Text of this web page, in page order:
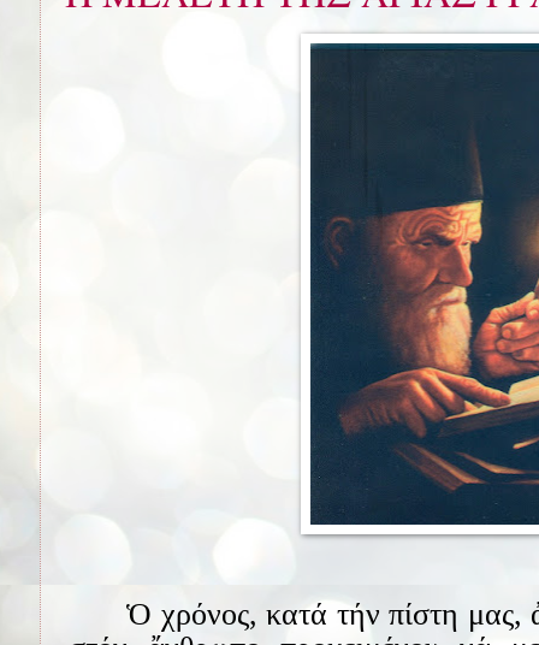
Ὁ χρόνος, κατά τήν πίστη μας,